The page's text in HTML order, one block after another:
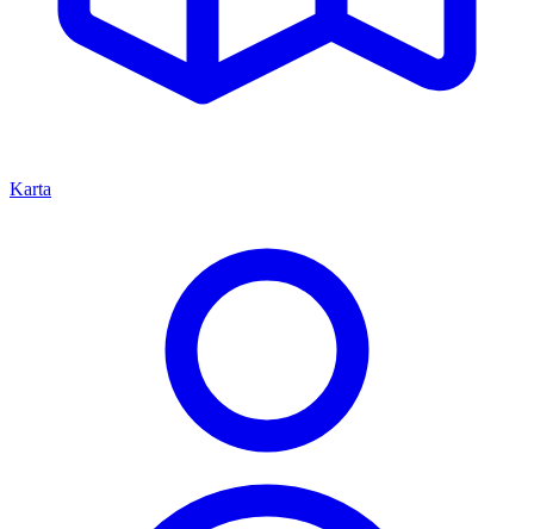
Karta